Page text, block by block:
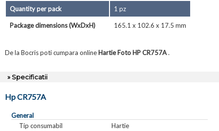
Quantity per pack 1 pz
Package dimensions (WxDxH) 165.1 x 102.6 x 17.5 mm
De la Bocris poti cumpara online Hartie Foto HP CR757A.
» Specificatii
Hp CR757A
General
Tip consumabil
Hartie